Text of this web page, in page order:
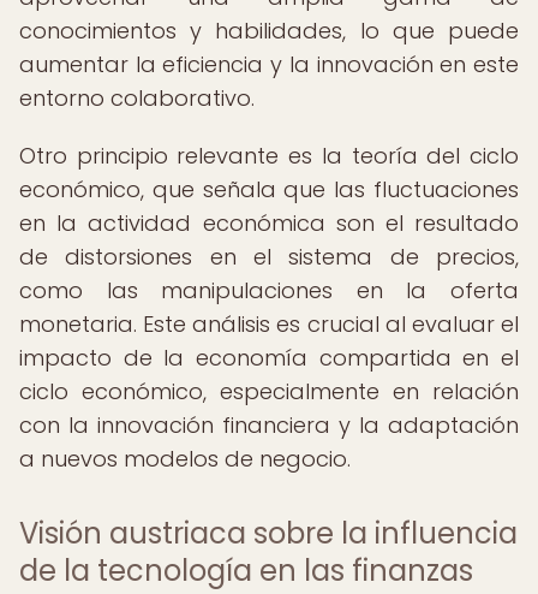
conocimientos y habilidades, lo que puede
aumentar la eficiencia y la innovación en este
entorno colaborativo.
Otro principio relevante es la teoría del ciclo
económico, que señala que las fluctuaciones
en la actividad económica son el resultado
de distorsiones en el sistema de precios,
como las manipulaciones en la oferta
monetaria. Este análisis es crucial al evaluar el
impacto de la economía compartida en el
ciclo económico, especialmente en relación
con la innovación financiera y la adaptación
a nuevos modelos de negocio.
Visión austriaca sobre la influencia
de la tecnología en las finanzas